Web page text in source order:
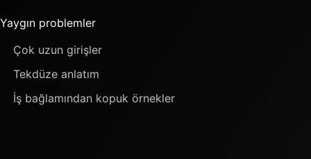
Yaygın problemler
Çok uzun girişler
Tekdüze anlatım
İş bağlamından kopuk örnekler